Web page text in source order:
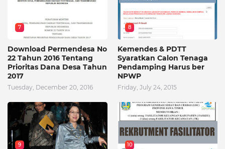
7
Download Permendesa No
22 Tahun 2016 Tentang
Prioritas Dana Desa Tahun
2017
Tuesday, December 20, 2016
8
Kemendes & PDTT
Syaratkan Calon Tenaga
Pendamping Harus ber
NPWP
Friday, July 24, 2015
9 10